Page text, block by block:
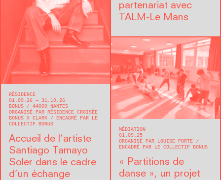
partenariat avec
TALM-Le Mans
RÉSIDENCE
01.09.26 — 31.10.26
BONUS
44000 NANTES
ORGANISÉ PAR RÉSIDENCE CROISÉE
BONUS X CLARK
ENCADRÉ PAR LE
COLLECTIF BONUS
Accueil de l’artiste
Santiago Tamayo
Soler dans le cadre
d’un échange
MÉDIATION
01.09.25
ORGANISÉ PAR LOUISE PORTE
ENCADRÉ PAR LE COLLECTIF BONUS
« Partitions de
danse », un projet